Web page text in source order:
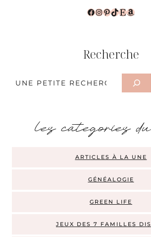
Facebook
Instagram
Pinterest
TikTok
Etsy
Recherche
Rechercher
les categories
ARTICLES À LA UNE
GÉNÉALOGIE
GREEN LIFE
JEUX DES 7 FAMILLES